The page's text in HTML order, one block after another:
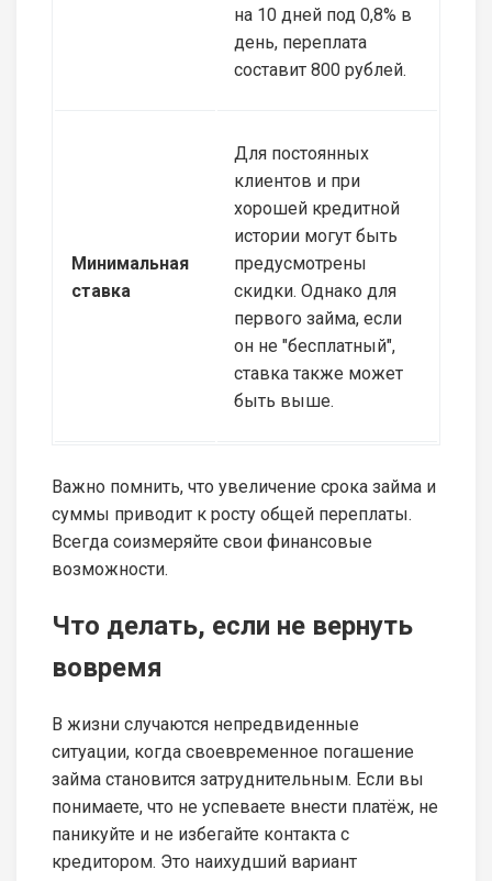
на 10 дней под 0,8% в
день, переплата
составит 800 рублей.
Минимальная
ставка
Для постоянных
клиентов и при
хорошей кредитной
истории могут быть
предусмотрены
скидки. Однако для
первого займа, если
он не "бесплатный",
ставка также может
быть выше.
Важно помнить, что увеличение срока займа и
суммы приводит к росту общей переплаты.
Всегда соизмеряйте свои финансовые
возможности.
Что делать, если не вернуть
вовремя
В жизни случаются непредвиденные
ситуации, когда своевременное погашение
займа становится затруднительным. Если вы
понимаете, что не успеваете внести платёж, не
паникуйте и не избегайте контакта с
кредитором. Это наихудший вариант